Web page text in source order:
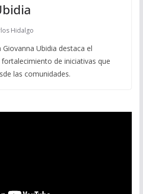
Hidalgo
Ubidia destaca el
de iniciativas que
las comunidades.